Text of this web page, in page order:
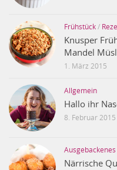
Frühstück/
Knusper
Mandel
1. März 2015
Allgemein
Hallo ihr
8. Februar 2015
Ausgebackenes
Närrische